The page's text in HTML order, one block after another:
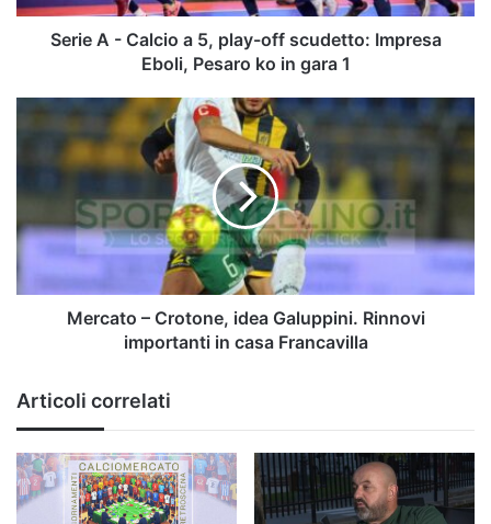
scudetto:
ImpresaSerie A - Calcio a 5, play-off scudetto: Impresa
Eboli, Pesaro ko in gara 1
Mercato
Crotone,
Galuppini.
Rinnovi
importanti
casa
FrancavillaMercato – Crotone, idea Galuppini. Rinnovi
importanti in casa Francavilla
Articoli correlati